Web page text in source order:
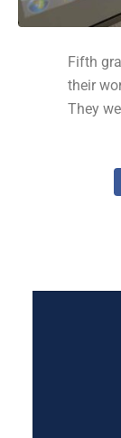
Fifth
their
They